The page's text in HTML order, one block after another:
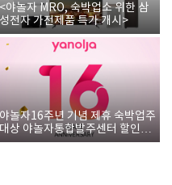
<야놀자 MRO, 숙박업소 위한 삼
성전자 가전제품 특가 개시>
야놀자16주년 기념 제휴 숙박업주
대상 야놀자통합발주센터 할인쿠
폰 증정